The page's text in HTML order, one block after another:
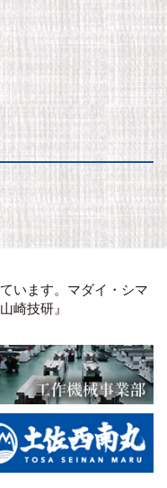
います。マダイ・シマ
崎技研』